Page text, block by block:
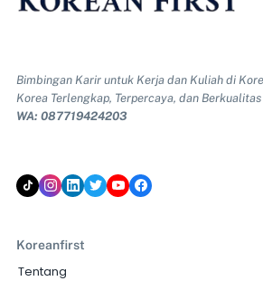
Bimbingan Karir untuk Kerja dan Kuliah di
Korea Terlengkap, Terpercaya, dan Berkualitas
WA: 087719424203
Koreanfirst
Tentang